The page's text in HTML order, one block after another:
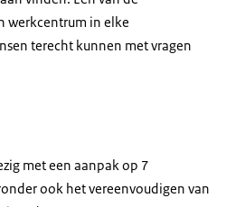
werkcentrum in elke
terecht kunnen met vragen
met een aanpak op 7
ook het vereenvoudigen van